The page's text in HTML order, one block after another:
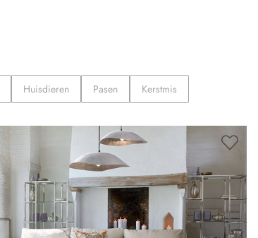
Huisdieren Pasen Kerstmis